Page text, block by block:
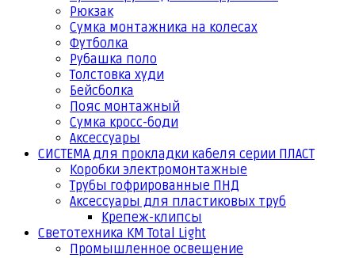
Рюкзак
Сумка монтажника на колесах
Футболка
Рубашка поло
Толстовка худи
Бейсболка
Пояс монтажный
Сумка кросс-боди
Аксессуары
СИСТЕМА для прокладки кабеля серии ПЛАСТ
Коробки электромонтажные
Трубы гофрированные ПНД
Аксессуары для пластиковых труб
Крепеж-клипсы
Светотехника КМ Total Light
Промышленное освещение